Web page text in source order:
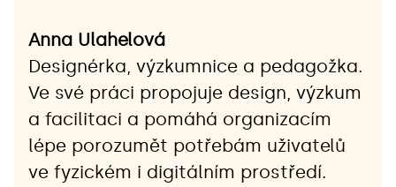
Anna Ulahelová
Designérka, výzkumnice a pedagožka.
Ve své práci propojuje design, výzkum
a facilitaci a pomáhá organizacím
lépe porozumět potřebám uživatelů
ve fyzickém i digitálním prostředí.